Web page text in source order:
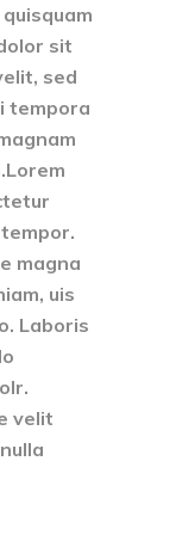
sit
sed
tempora
magna
uis
Laboris
velit